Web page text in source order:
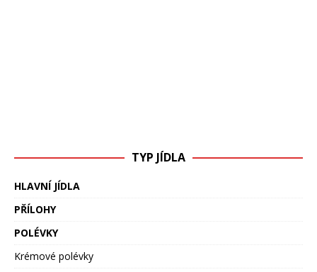
TYP JÍDLA
HLAVNÍ JÍDLA
PŘÍLOHY
POLÉVKY
Krémové polévky